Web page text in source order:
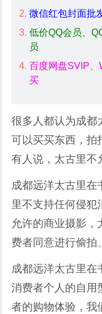
微信红包封面批
低价QQ会员、
员
百度网盘SVIP
买
很多人都认为成都
可以买买东西，拍
有人说，太古里不
成都远洋太古里在
里不支持任何侵犯
允许的商业摄影，
费者同意进行偷拍
成都远洋太古里在
消费者个人的自用
者的购物体验，我